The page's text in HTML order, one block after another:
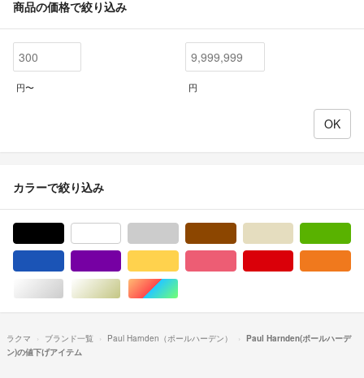
商品の価格で絞り込み
円〜 円
カラーで絞り込み
シルバー/銀色系ゴールド/金色系マルチカラー
ラクマ ブランド一覧 Paul Harnden（ポールハーデン）
Paul Harnden(ポールハーデ
ン)の値下げアイテム